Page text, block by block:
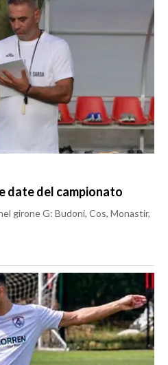
date del campionato
girone G: Budoni, Cos, Monastir,